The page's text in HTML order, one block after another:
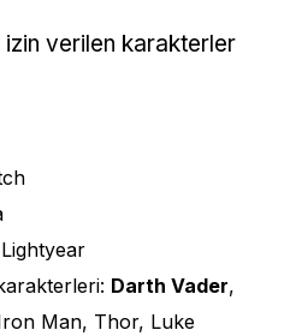
izin verilen karakterler
Darth Vader,
Man, Thor, Luke